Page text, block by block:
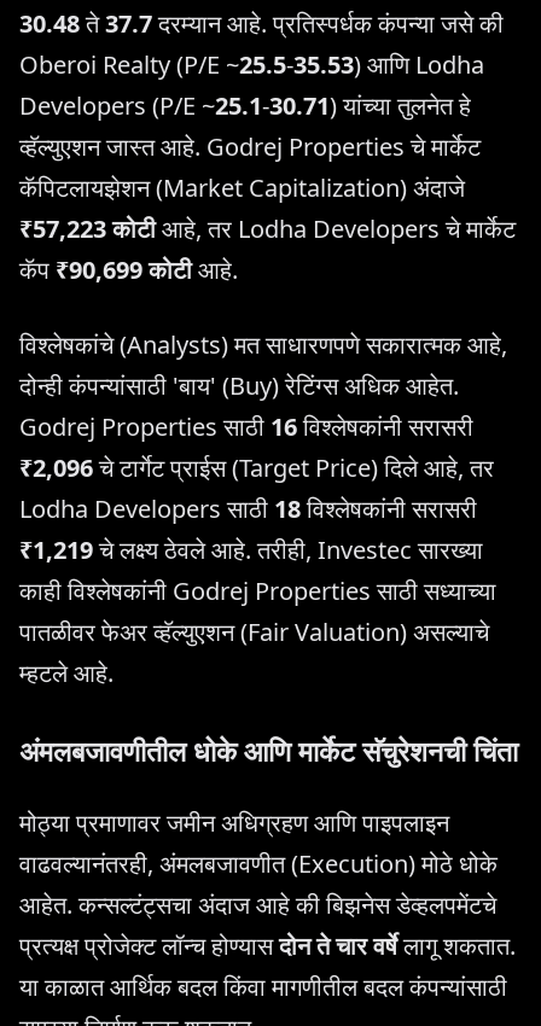
30.48ते37.7दरम्यान आहे. प्रतिस्पर्धक कंपन्या जसे की
Oberoi Realty (P/E ~25.5-35.53) आणि Lodha
Developers (P/E ~25.1-30.71) यांच्या तुलनेत हे
व्हॅल्युएशन जास्त आहे. Godrej Properties चे मार्केट
कॅपिटलायझेशन (Market Capitalization) अंदाजे
₹57,223 कोटीआहे, तर Lodha Developers चे मार्केट
कॅप ₹90,699 कोटीआहे.
विश्लेषकांचे (Analysts) मत साधारणपणे सकारात्मक आहे,
दोन्ही कंपन्यांसाठी 'बाय' (Buy) रेटिंग्स अधिक आहेत.
Godrej Properties साठी 16विश्लेषकांनी सरासरी
₹2,096चे टार्गेट प्राईस (Target Price) दिले आहे, तर
Lodha Developers साठी 18विश्लेषकांनी सरासरी
₹1,219चे लक्ष्य ठेवले आहे. तरीही, Investec सारख्या
काही विश्लेषकांनी Godrej Properties साठी सध्याच्या
पातळीवर फेअर व्हॅल्युएशन (Fair Valuation) असल्याचे
म्हटले आहे.
अंमलबजावणीतील धोके आणि मार्केट सॅचुरेशनची चिंता
मोठ्या प्रमाणावर जमीन अधिग्रहण आणि पाइपलाइन
वाढवल्यानंतरही, अंमलबजावणीत (Execution) मोठे धोके
आहेत. कन्सल्टंट्सचा अंदाज आहे की बिझनेस डेव्हलपमेंटचे
प्रत्यक्ष प्रोजेक्ट लॉन्च होण्यासदोन ते चार वर्षेलागू शकतात.
या काळात आर्थिक बदल किंवा मागणीतील बदल कंपन्यांसाठी